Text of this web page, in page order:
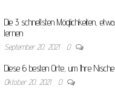
Die 3 schnellsten Möglichkeiten,
lernen
September 20, 2021 0
Diese 6 besten Orte, um Ihre
Oktober 20, 2021 0